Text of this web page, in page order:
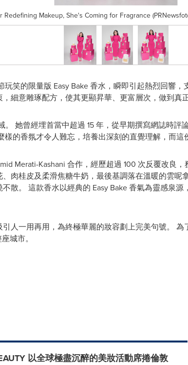
Makeup, She's Coming for Fragrance
笑的限量版 Easy Bake 香水，瞬即引起熱烈回響
細意雕琢配方，使其更顯昇華、更富層次，做到真正
。 她曾經埋首當中超過 15 年，從早期撰寫網誌時評
的香氛才令人難忘，培養出深刻的直覺理解，而這
Merati-Kashani 合作，經歷超過 100 次反覆改良
肉桂皮及柔滑焦糖牛奶，最後基調落在溫暖的雲呢
散。 這款香水以經典的 Easy Bake 香氣為靈感泉
人一用再用，為終極華麗的妝容劃上完美句號。
城市。
以全球極盡沉醉的美妝活動席捲倫敦